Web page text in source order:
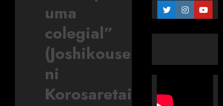
uma
colegial”
(Joshikousei
ni
Korosaretai)